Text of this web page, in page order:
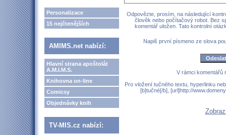
Personalizace
15 nejčtenějších
AMIMS.net nabízí:
Hlavní strana apoštolát
A.M.I.M.S.
Knihovna on-line
Comicsy
Objednávky knih
TV-MIS.cz nabízí:
Odpovězte, prosím, na následující
člověk nebo počítačový robot. Bez
komentář uložen. Tato kontrolní
Napiš první písmeno ze slova
V rámci komentářů
Pro vložení tučného textu, hyperlinku
[b]tučné[/b], [url]http://